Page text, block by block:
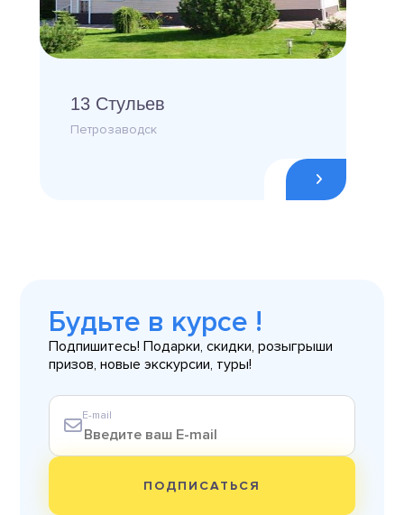
13 Стульев
Петрозаводск
Будьте в курсе !
Подпишитесь! Подарки, скидки, розыгрыши
призов, новые экскурсии, туры!
E-mail
ПОДПИСАТЬСЯ